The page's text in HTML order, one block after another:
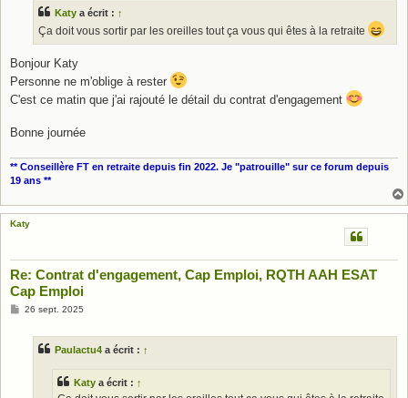
Katy a écrit : ↑
Ça doit vous sortir par les oreilles tout ça vous qui êtes à la retraite
Bonjour Katy
Personne ne m'oblige à rester
C'est ce matin que j'ai rajouté le détail du contrat d'engagement
Bonne journée
** Conseillère FT en retraite depuis fin 2022. Je "patrouille" sur ce forum depuis
19 ans **
Katy
Re: Contrat d'engagement, Cap Emploi, RQTH AAH ESAT
Cap Emploi
M26 sept. 2025
Paulactu4 a écrit : ↑
Katy a écrit : ↑